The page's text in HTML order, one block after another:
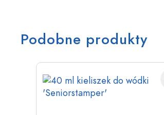
Podobne produkty